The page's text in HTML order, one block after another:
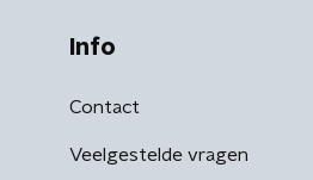
Info
Contact
Veelgestelde vragen